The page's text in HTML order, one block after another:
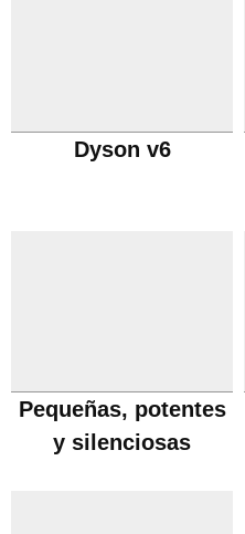
Dyson v6
Pequeñas, potentes
y silenciosas